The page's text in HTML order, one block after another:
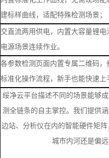
建标样曲线，适配特殊检测场景 ；
交直流两用供电，内置大容量锂电
电源场景连续作业。
各参数检测页面内置专属二维码
标准化操作流程，新手也能快速上
绥净云平台描述不同的场景能够
测全链条的自主掌控。我们提供
边站、分析仪在内的智能硬件矩
城市内河还是偏